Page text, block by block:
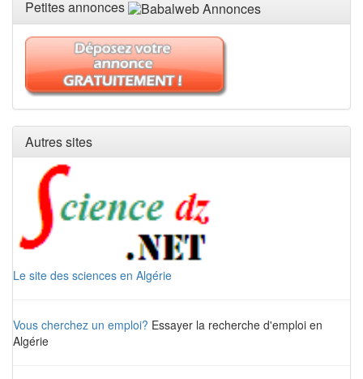
Petites annonces
Autres sites
Le site des sciences en Algérie
Vous cherchez un emploi? Essayer la recherche d'emploi en
Algérie